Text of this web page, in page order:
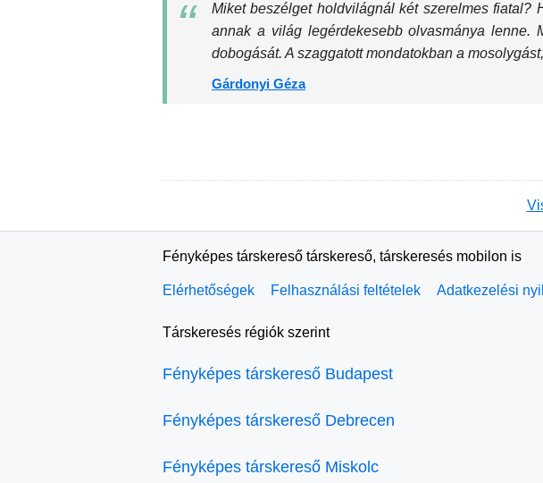
Miket beszélget holdvilágnál két szerelmes
annak a világ legérdekesebb olvasmánya
dobogását. A szaggatott mondatokban a
Gárdonyi Géza
Fényképes társkereső társkereső, társkeresés mobilon is
Elérhetőségek Felhasználási feltételek Adatkezelési
Társkeresés régiók szerint
Fényképes társkereső Budapest
Fényképes társkereső Debrecen
Fényképes társkereső Miskolc